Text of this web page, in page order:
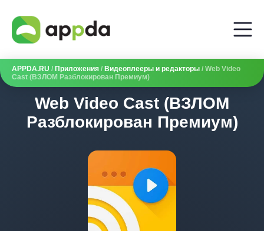
APPDA.RU / Приложения / Видеоплееры и редакторы / Web Video
Cast (ВЗЛОМ Разблокирован Премиум)
Web Video Cast (ВЗЛОМ
Разблокирован Премиум)